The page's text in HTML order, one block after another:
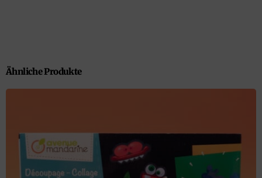
Ähnliche Produkte